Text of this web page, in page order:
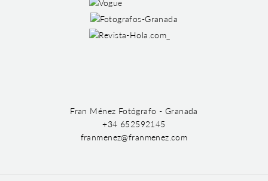
Fran Ménez Fotógrafo - Granada
+34 652592145
franmenez@franmenez.com